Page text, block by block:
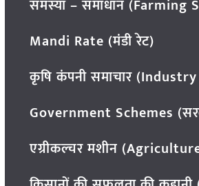
समस्या – समाधान (Farming
Mandi Rate (मंडी रेट)
कृषि कंपनी समाचार
Government Schemes
एग्रीकल्चर मशीन